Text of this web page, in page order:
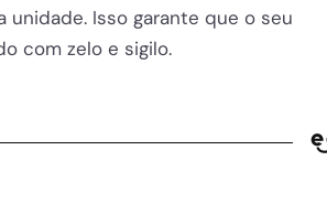
unidade. Isso garante que o seu
com zelo e sigilo.